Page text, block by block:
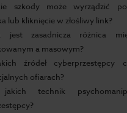
szkody może wyrządzić
lub kliknięcie w złośliwy link?
jest zasadnicza różnica
a masowym?
źródeł cyberprzestępcy
ofiarach?
technik